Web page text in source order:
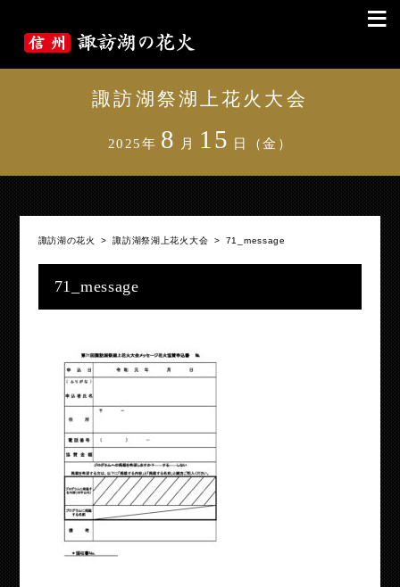
≡
諏訪湖祭湖上花火大会
2025年 8 月 15 日（金）
諏訪湖の花火 >諏訪湖祭湖上花火大会 > 71_message
71_message